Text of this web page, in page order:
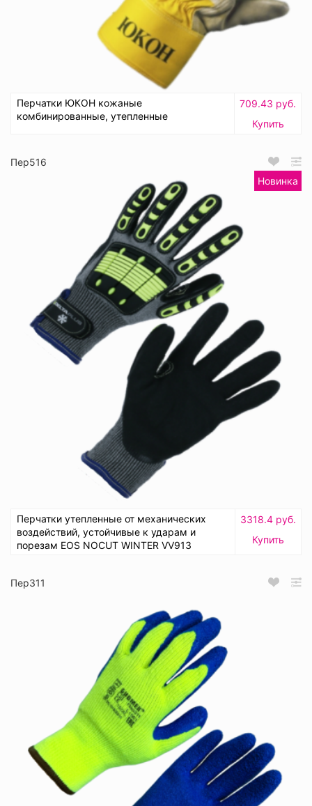
Перчатки ЮКОН кожаные
комбинированные, утепленные
709.43 руб.
Купить
Пер516
Новинка
Перчатки утепленные от механических
воздействий, устойчивые к ударам и
порезам EOS NOCUT WINTER VV913
3318.4 руб.
Купить
Пер311